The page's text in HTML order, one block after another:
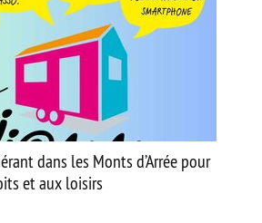
dans les Monts d’Arrée pour
et aux loisirs